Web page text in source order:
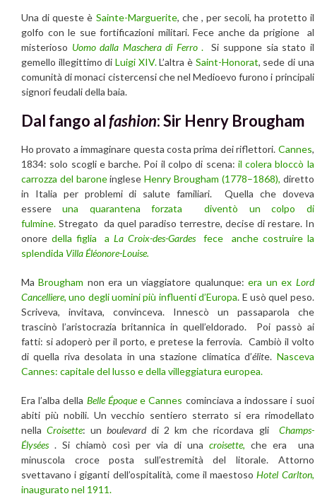
Una di queste è Sainte-Marguerite, che , per secoli, ha protetto il
golfo con le sue fortificazioni militari. Fece anche da prigione al
misterioso Uomo dalla Maschera di Ferro. Si suppone sia stato il
gemello illegittimo di Luigi XIV.L’altra è Saint-Honorat, sede di una
comunità di monaci cistercensi che nel Medioevo furono i principali
signori feudali della baia.
Dal fango alfashion: Sir Henry Brougham
Ho provato a immaginare questa costa prima dei riflettori. Cannes,
1834: solo scogli e barche. Poi il colpo di scena: il colera bloccò la
carrozza del baroneingleseHenry Brougham (1778–1868), diretto
in Italia per problemi di salute familiari. Quella che doveva
essereuna quarantena forzata diventò un colpo di
fulmine. Stregato da quel paradiso terrestre, decise di restare. In
onore della figlia aLa Croix-des-Gardesfece anche costruire la
splendida Villa Éléonore-Louise.
MaBrougham non era un viaggiatore qualunque:era un ex Lord
Cancelliere, uno degli uomini più influenti d’Europa. E usò quel peso.
Scriveva, invitava, convinceva. Innescò un passaparola che
trascinò l’aristocrazia britannica in quell’eldorado. Poi passò ai
fatti: si adoperò per il porto, e pretese la ferrovia. Cambiò il volto
di quella riva desolata in una stazione climatica d’élite. Nasceva
Cannes: capitale del lusso e della villeggiatura europea.
Era l’alba della Belle Époquee Cannes cominciava a indossare i suoi
abiti più nobili. Un vecchio sentiero sterrato si era rimodellato
nellaCroisette: unboulevarddi 2 km che ricordava gli Champs-
Élysées . Si chiamò così per via di una croisette, che era una
minuscola croce posta sull’estremità del litorale. Attorno
svettavano i giganti dell’ospitalità, come il maestosoHotel Carlton,
inaugurato nel 1911.